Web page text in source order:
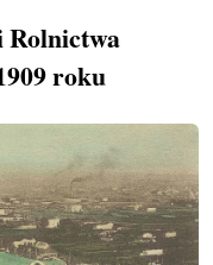
Rolnictwa
roku